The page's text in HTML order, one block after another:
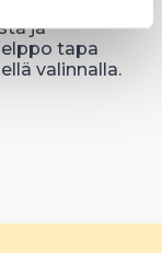
ja
tapa
valinnalla.